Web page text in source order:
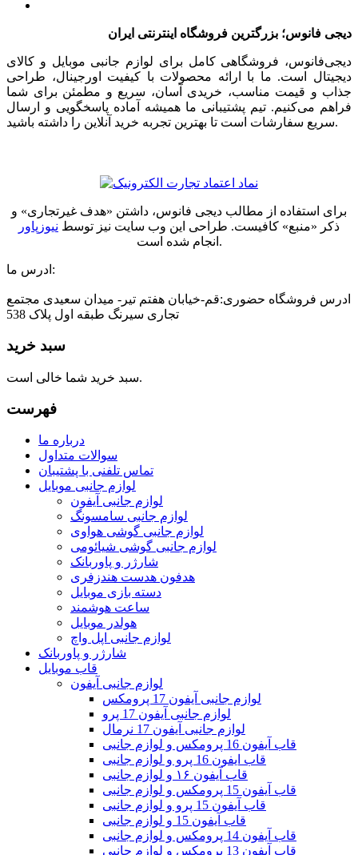
دیجی فانوس؛ بزرگترین فروشگاه اینترنتی ایران
دیجی‌فانوس، فروشگاهی کامل برای لوازم جانبی موبایل و کالای
دیجیتال است. ما با ارائه محصولات با کیفیت اورجینال، طراحی
جذاب و قیمت مناسب، خریدی آسان، سریع و مطمئن برای شما
فراهم می‌کنیم. تیم پشتیبانی ما همیشه آماده پاسخگویی و ارسال
سریع سفارشات است تا بهترین تجربه خرید آنلاین را داشته باشید.
برای استفاده از مطالب دیجی فانوس، داشتن «هدف غیرتجاری» و
ذکر «منبع» کافیست. طراحی این وب سایت نیز توسط نیوزپاور
انجام شده است.
ادرس ما:
ادرس فروشگاه حضوری:قم-خیابان هفتم تیر- میدان سعیدی مجتمع
تجاری سیرنگ طبقه اول پلاک 538
سبد خرید
سبد خرید شما خالی است.
فهرست
درباره ما
سوالات متداول
تماس تلفنی با پشتیبان
لوازم جانبی موبایل
لوازم جانبی آیفون
لوازم جانبی سامسونگ
لوازم جانبی گوشی هواوی
لوازم جانبی گوشی شیائومی
شارژر و پاوربانک
هدفون هدست هندزفری
دسته بازی موبایل
ساعت هوشمند
هولدر موبایل
لوازم جانبی اپل واچ
شارژر و پاوربانک
قاب موبایل
لوازم جانبی آیفون
لوازم جانبی آیفون 17 پرومکس
لوازم جانبی آیفون 17 پرو
لوازم جانبی آیفون 17 نرمال
قاب آیفون 16 پرومکس و لوازم جانبی
قاب ایفون 16 پرو و لوازم جانبی
قاب آیفون ۱۶ و لوازم جانبی
قاب آیفون 15 پرومکس و لوازم جانبی
قاب آیفون 15 پرو و لوازم جانبی
قاب آیفون 15 و لوازم جانبی
قاب آیفون 14 پرومکس و لوازم جانبی
قاب آیفون 13 پرومکس و لوازم جانبی